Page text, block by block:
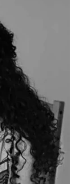
سنوات
سابقة